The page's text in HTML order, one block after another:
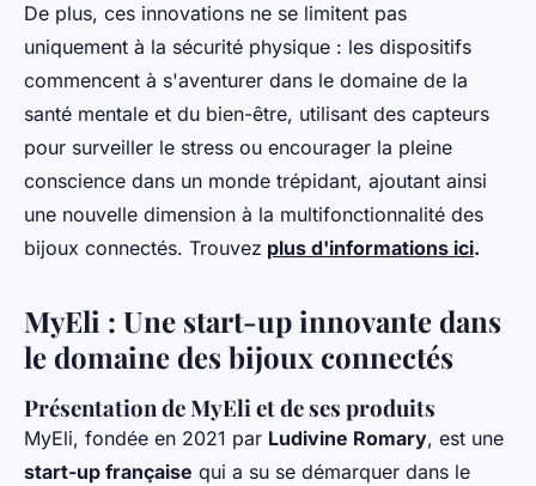
De plus, ces innovations ne se limitent pas
uniquement à la sécurité physique : les dispositifs
commencent à s'aventurer dans le domaine de la
santé mentale et du bien-être, utilisant des capteurs
pour surveiller le stress ou encourager la pleine
conscience dans un monde trépidant, ajoutant ainsi
une nouvelle dimension à la multifonctionnalité des
bijoux connectés. Trouvez plus d'informations ici.
MyEli : Une start-up innovante dans
le domaine des bijoux connectés
Présentation de MyEli et de ses produits
MyEli, fondée en 2021 par Ludivine Romary, est une
start-up française qui a su se démarquer dans le